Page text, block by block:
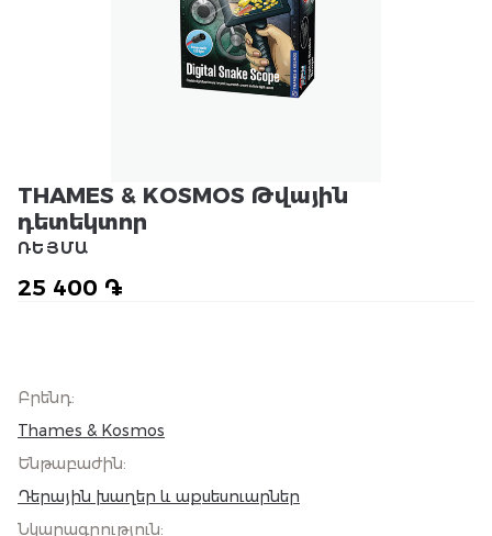
THAMES & KOSMOS Թվային
դետեկտոր
25 400 ֏
ՌԵՅՄԱ
Բրենդ:
Thames & Kosmos
Ենթաբաժին:
Դերային խաղեր և աքսեսուարներ
Նկարագրություն: